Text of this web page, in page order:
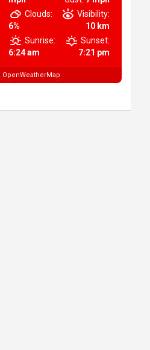
Clouds:
6%
Visibility:
10 km
Sunrise:
6:24 am
Sunset:
7:21 pm